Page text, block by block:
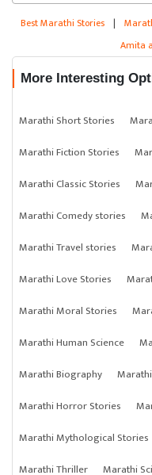
Best Marathi Stories |
Amita
More Interesting
Marathi Short Stories
Marathi Fiction Stories
Marathi Classic Stories
Marathi Comedy stories
Marathi Travel stories
Marathi Love Stories
Marathi Moral Stories
Marathi Human Science
Marathi Biography
Marathi Horror Stories
Marathi Mythological Stories
Marathi Thriller
Marathi